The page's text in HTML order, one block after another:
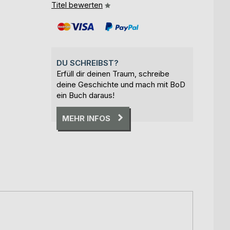
Titel bewerten
DU SCHREIBST?
Erfüll dir deinen Traum, schreibe
deine Geschichte und mach mit BoD
ein Buch daraus!
MEHR INFOS